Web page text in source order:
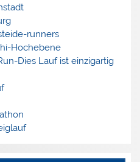
runners
Hochebene
Dies Lauf ist einzigartig